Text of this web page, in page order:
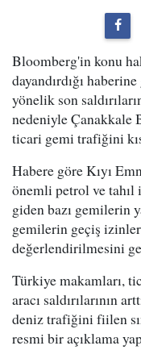
Bloomberg'in konu
dayandırdığı
yönelik son
nedeniyle Çanakkale
ticari gemi trafiğini
Habere göre Kıyı
önemli petrol ve
giden bazı gemilerin
gemilerin geçiş
değerlendirilmesini
Türkiye makamları,
aracı saldırılarının
deniz trafiğini fiilen
resmi bir açıklama